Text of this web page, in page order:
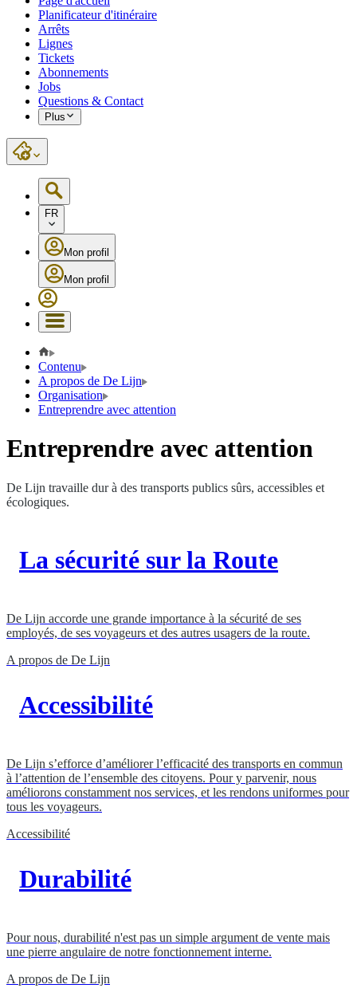
Planificateur d'itinéraire
Arrêts
Lignes
Tickets
Abonnements
Jobs
Questions & Contact
Plus
FR
Mon profil
Mon profil
Contenu
A propos de De Lijn
Organisation
Entreprendre avec attention
Entreprendre avec attention
De Lijn travaille dur à des transports publics sûrs, accessibles et
écologiques.
La sécurité sur la Route
De Lijn accorde une grande importance à la sécurité de ses
employés, de ses voyageurs et des autres usagers de la route.
A propos de De Lijn
Accessibilité
De Lijn s’efforce d’améliorer l’efficacité des transports en commun
à l’attention de l’ensemble des citoyens. Pour y parvenir, nous
améliorons constamment nos services, et les rendons uniformes pour
tous les voyageurs.
Accessibilité
Durabilité
Pour nous, durabilité n'est pas un simple argument de vente mais
une pierre angulaire de notre fonctionnement interne.
A propos de De Lijn